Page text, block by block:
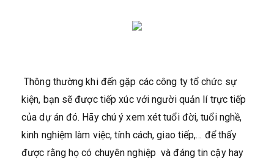
Thông thường khi đến gặp các công ty tổ chức sự
kiện, bạn sẽ được tiếp xúc với người quản lí trực tiếp
của dự án đó. Hãy chú ý xem xét tuổi đời, tuổi nghề,
kinh nghiệm làm việc, tính cách, giao tiếp,… để thấy
được rằng họ có chuyên nghiệp và đáng tin cậy hay